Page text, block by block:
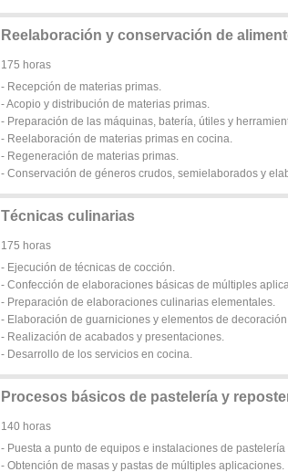
Reelaboración y conservación de
175 horas
- Recepción de materias primas.
- Acopio y distribución de materias primas.
- Preparación de las máquinas, batería, útiles y
- Reelaboración de materias primas en cocina.
- Regeneración de materias primas.
- Conservación de géneros crudos, semielaborados y
Técnicas culinarias
175 horas
- Ejecución de técnicas de cocción.
- Confección de elaboraciones básicas de múltiples
- Preparación de elaboraciones culinarias elementales.
- Elaboración de guarniciones y elementos de
- Realización de acabados y presentaciones.
- Desarrollo de los servicios en cocina.
Procesos básicos de pastelería y
140 horas
- Puesta a punto de equipos e instalaciones de pastelería
- Obtención de masas y pastas de múltiples aplicaciones.